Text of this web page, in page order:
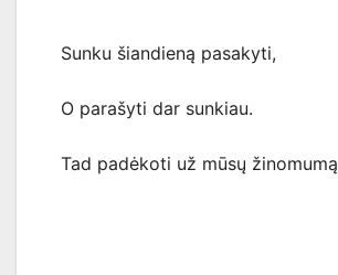
Sunku šiandieną pasakyti,
O parašyti dar sunkiau.
Tad padėkoti už mūsų žinomumą